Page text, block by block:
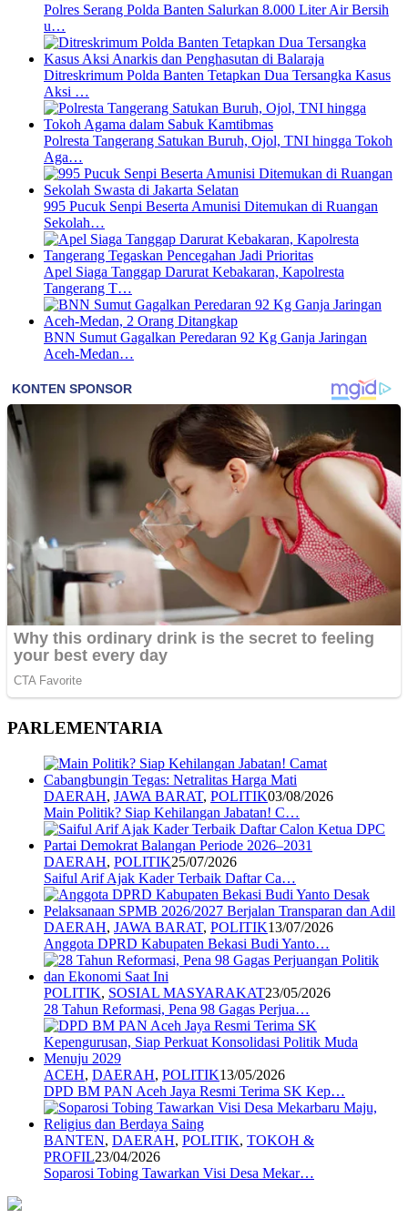
Polres Serang Polda Banten Salurkan 8.000 Liter Air Bersih
u…
Ditreskrimum Polda Banten Tetapkan Dua Tersangka Kasus
Aksi …
Polresta Tangerang Satukan Buruh, Ojol, TNI hingga Tokoh
Aga…
995 Pucuk Senpi Beserta Amunisi Ditemukan di Ruangan
Sekolah…
Apel Siaga Tanggap Darurat Kebakaran, Kapolresta
Tangerang T…
BNN Sumut Gagalkan Peredaran 92 Kg Ganja Jaringan
Aceh-Medan…
PARLEMENTARIA
DAERAH, JAWA BARAT, POLITIK03/08/2026
Main Politik? Siap Kehilangan Jabatan! C…
DAERAH, POLITIK25/07/2026
Saiful Arif Ajak Kader Terbaik Daftar Ca…
DAERAH, JAWA BARAT, POLITIK13/07/2026
Anggota DPRD Kabupaten Bekasi Budi Yanto…
POLITIK, SOSIAL MASYARAKAT23/05/2026
28 Tahun Reformasi, Pena 98 Gagas Perjua…
ACEH, DAERAH, POLITIK13/05/2026
DPD BM PAN Aceh Jaya Resmi Terima SK Kep…
BANTEN, DAERAH, POLITIK, TOKOH &
PROFIL23/04/2026
Soparosi Tobing Tawarkan Visi Desa Mekar…